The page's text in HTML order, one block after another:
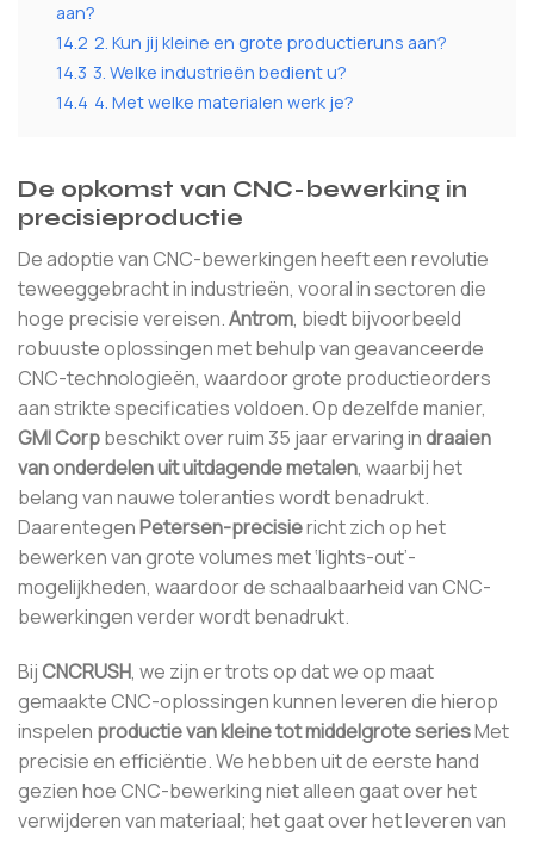
aan?
14.2 2. Kun jij kleine en grote productieruns aan?
14.3 3. Welke industrieën bedient u?
14.4 4. Met welke materialen werk je?
De opkomst van CNC-bewerking in
precisieproductie
De adoptie van CNC-bewerkingen heeft een revolutie
teweeggebracht in industrieën, vooral in sectoren die
hoge precisie vereisen.Antrom, biedt bijvoorbeeld
robuuste oplossingen met behulp van geavanceerde
CNC-technologieën, waardoor grote productieorders
aan strikte specificaties voldoen. Op dezelfde manier,
GMI Corpbeschikt over ruim 35 jaar ervaring indraaien
van onderdelen uit uitdagende metalen, waarbij het
belang van nauwe toleranties wordt benadrukt.
DaarentegenPetersen-precisiericht zich op het
bewerken van grote volumes met ‘lights-out’-
mogelijkheden, waardoor de schaalbaarheid van CNC-
bewerkingen verder wordt benadrukt.
BijCNCRUSH, we zijn er trots op dat we op maat
gemaakte CNC-oplossingen kunnen leveren die hierop
inspelen productie van kleine tot middelgrote seriesMet
precisie en efficiëntie. We hebben uit de eerste hand
gezien hoe CNC-bewerking niet alleen gaat over het
verwijderen van materiaal; het gaat over het leveren van